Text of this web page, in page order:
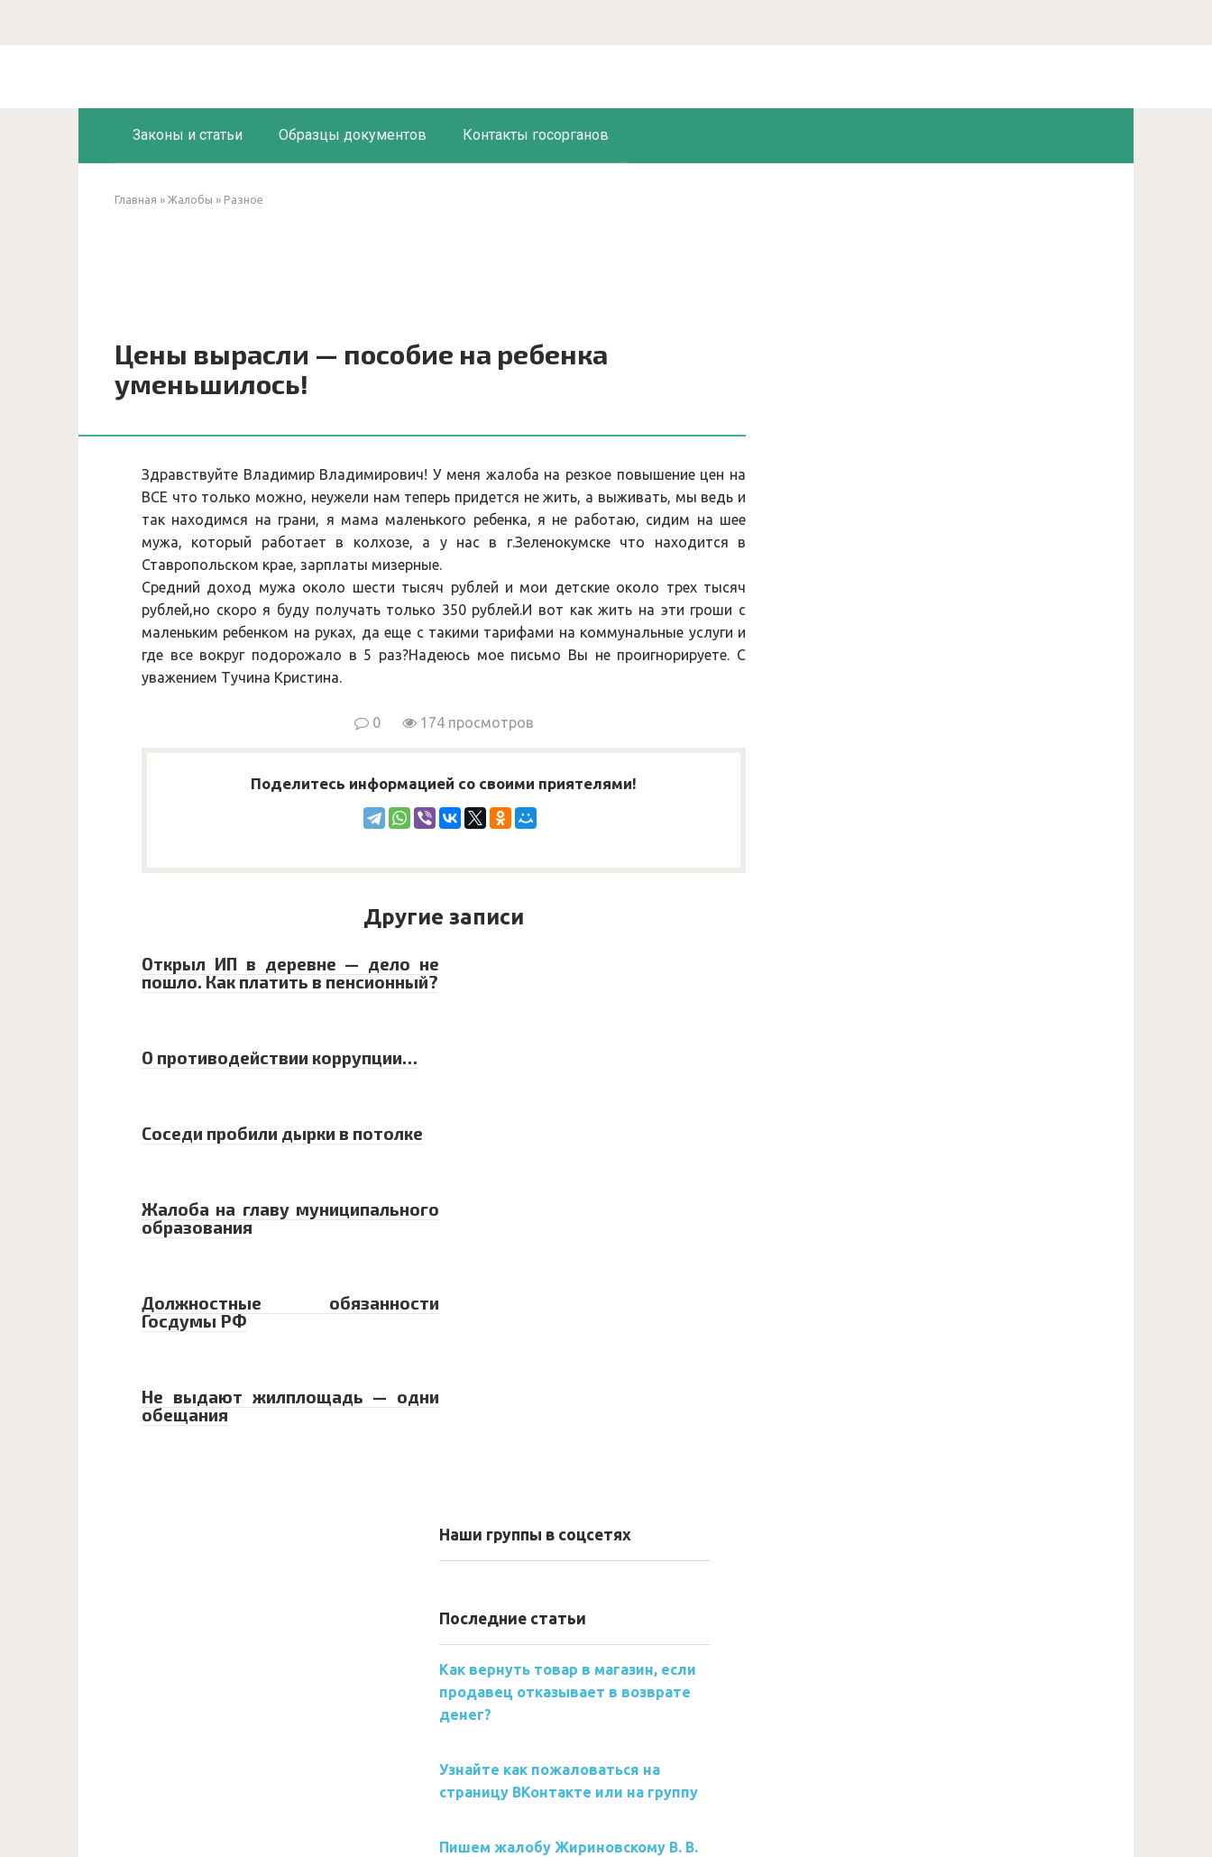
Законы и статьи Образцы документов Контакты госорганов
Главная » Жалобы » Разное
Цены вырасли — пособие на ребенка
уменьшилось!
Здравствуйте Владимир Владимирович! У меня жалоба на резкое повышение цен на
ВСЕ что только можно, неужели нам теперь придется не жить, а выживать, мы ведь и
так находимся на грани, я мама маленького ребенка, я не работаю, сидим на шее
мужа, который работает в колхозе, а у нас в г.Зеленокумске что находится в
Ставропольском крае, зарплаты мизерные.
Средний доход мужа около шести тысяч рублей и мои детские около трех тысяч
рублей,но скоро я буду получать только 350 рублей.И вот как жить на эти гроши с
маленьким ребенком на руках, да еще с такими тарифами на коммунальные услуги и
где все вокруг подорожало в 5 раз?Надеюсь мое письмо Вы не проигнорируете. С
уважением Тучина Кристина.
0 174 просмотров
Поделитесь информацией со своими приятелями!
Другие записи
Открыл ИП в деревне — дело не
пошло. Как платить в пенсионный?
О противодействии коррупции…
Соседи пробили дырки в потолке
Жалоба на главу муниципального
образования
Должностные обязанности
Госдумы РФ
Не выдают жилплощадь — одни
обещания
Наши группы в соцсетях
Последние статьи
Как вернуть товар в магазин, если
продавец отказывает в возврате
денег?
Узнайте как пожаловаться на
страницу ВКонтакте или на группу
Пишем жалобу Жириновскому В. В.